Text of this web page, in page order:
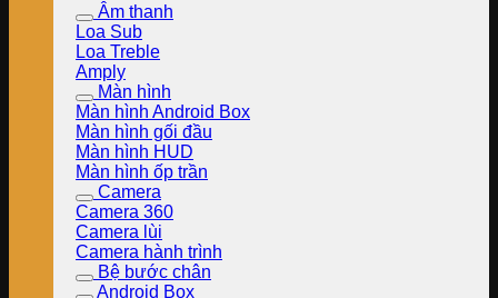
Âm thanh
Loa Sub
Loa Treble
Amply
Màn hình
Màn hình Android Box
Màn hình gối đầu
Màn hình HUD
Màn hình ốp trần
Camera
Camera 360
Camera lùi
Camera hành trình
Bệ bước chân
Android Box